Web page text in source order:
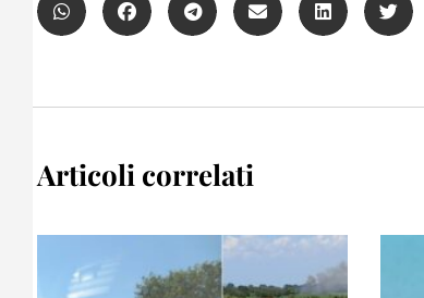
Articoli correlati